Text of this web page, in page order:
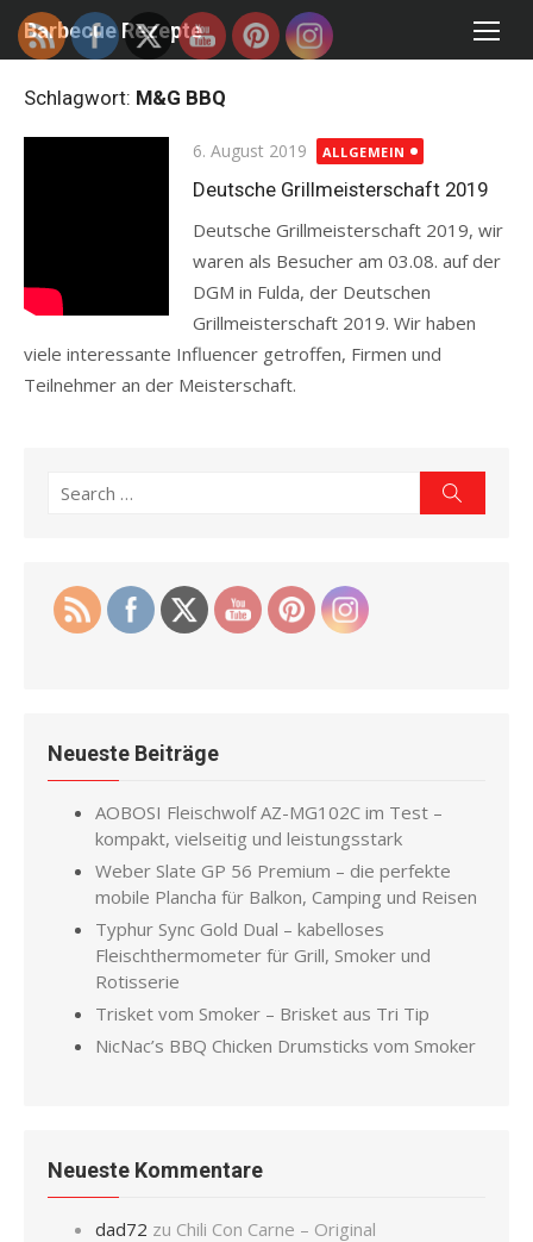
Skip
Barbecue Rezepte
Schlagwort: M&G BBQ
Posted
on
6. August 2019 ALLGEMEIN
Deutsche Grillmeisterschaft 2019
Deutsche Grillmeisterschaft 2019, wir
waren als Besucher am 03.08. auf der
DGM in Fulda, der Deutschen
Grillmeisterschaft 2019. Wir haben
viele interessante Influencer getroffen, Firmen und
Teilnehmer an der Meisterschaft.
Search
Neueste Beiträge
AOBOSI Fleischwolf AZ-MG102C im Test –
kompakt, vielseitig und leistungsstark
Weber Slate GP 56 Premium – die perfekte
mobile Plancha für Balkon, Camping und Reisen
Typhur Sync Gold Dual – kabelloses
Fleischthermometer für Grill, Smoker und
Rotisserie
Trisket vom Smoker – Brisket aus Tri Tip
NicNac’s BBQ Chicken Drumsticks vom Smoker
Neueste Kommentare
dad72 zu Chili Con Carne – Original